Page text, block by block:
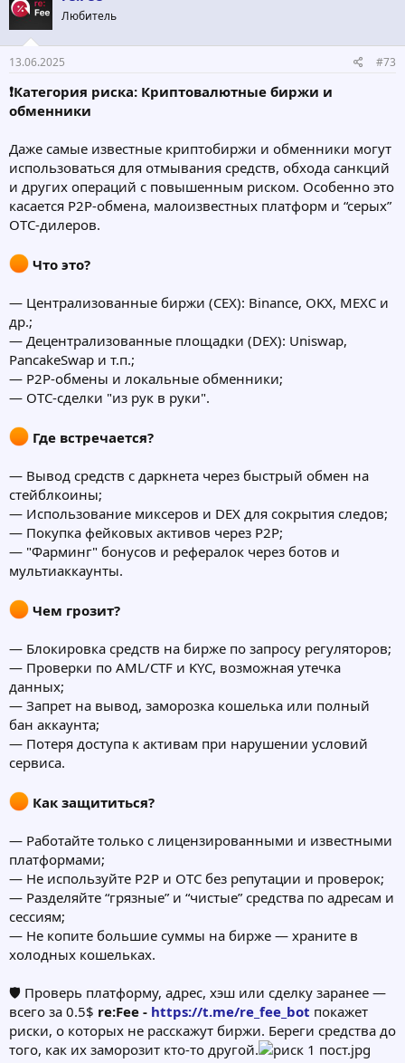
Любитель
13.06.2025 #73
❗️Категория риска: Криптовалютные биржи и
обменники
Даже самые известные криптобиржи и обменники могут
использоваться для отмывания средств, обхода санкций
и других операций с повышенным риском. Особенно это
касается P2P-обмена, малоизвестных платформ и “серых”
OTC-дилеров.
Что это?
— Централизованные биржи (CEX): Binance, OKX, MEXC и
др.;
— Децентрализованные площадки (DEX): Uniswap,
PancakeSwap и т.п.;
— P2P-обмены и локальные обменники;
— OTC-сделки "из рук в руки".
Где встречается?
— Вывод средств с даркнета через быстрый обмен на
стейблкоины;
— Использование миксеров и DEX для сокрытия следов;
— Покупка фейковых активов через P2P;
— "Фарминг" бонусов и рефералок через ботов и
мультиаккаунты.
Чем грозит?
— Блокировка средств на бирже по запросу регуляторов;
— Проверки по AML/CTF и KYC, возможная утечка
данных;
— Запрет на вывод, заморозка кошелька или полный
бан аккаунта;
— Потеря доступа к активам при нарушении условий
сервиса.
Как защититься?
— Работайте только с лицензированными и известными
платформами;
— Не используйте P2P и OTC без репутации и проверок;
— Разделяйте “грязные” и “чистые” средства по адресам и
сессиям;
— Не копите большие суммы на бирже — храните в
холодных кошельках.
🛡 Проверь платформу, адрес, хэш или сделку заранее —
всего за 0.5$ re:Fee - https://t.me/re_fee_bot покажет
риски, о которых не расскажут биржи. Береги средства до
того, как их заморозит кто-то другой.